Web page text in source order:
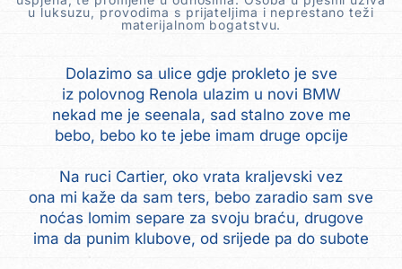
u luksuzu, provodima s prijateljima i neprestano teži
materijalnom bogatstvu.
Dolazimo sa ulice gdje prokleto je sve
iz polovnog Renola ulazim u novi BMW
nekad me je seenala, sad stalno zove me
bebo, bebo ko te jebe imam druge opcije
Na ruci Cartier, oko vrata kraljevski vez
ona mi kaže da sam ters, bebo zaradio sam sve
noćas lomim separe za svoju braću, drugove
ima da punim klubove, od srijede pa do subote